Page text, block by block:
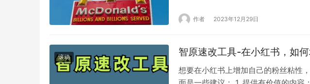
了采访，并向全国范围内的金拱门忠
作者 2023年12月29日
滚动 智原速改工具-在小红书，如
想要在小红书上增加自己的粉丝粘性